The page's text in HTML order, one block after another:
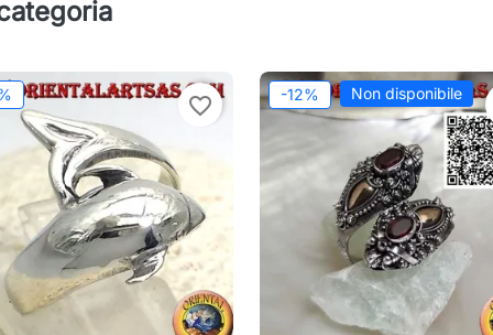
favorite_border -12% Non disponibile